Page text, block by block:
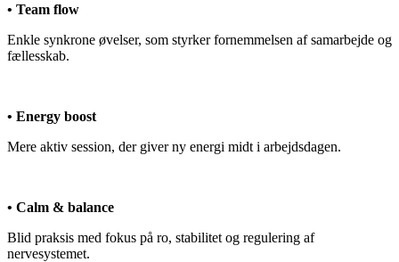
• Team flow
Enkle synkrone øvelser, som styrker fornemmelsen af samarbejde og
fællesskab.
• Energy boost
Mere aktiv session, der giver ny energi midt i arbejdsdagen.
• Calm & balance
Blid praksis med fokus på ro, stabilitet og regulering af
nervesystemet.